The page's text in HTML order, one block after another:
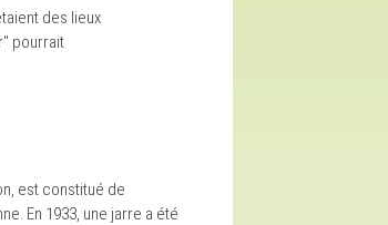
des lieux
pourrait
est constitué de
En 1933, une jarre a été